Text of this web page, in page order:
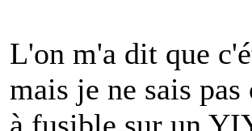
L'on m'a dit que
mais je ne sais